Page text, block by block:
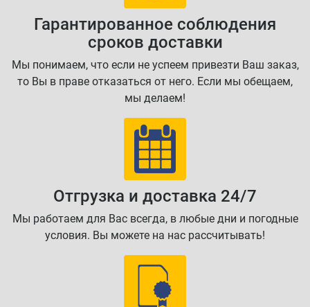
Гарантированное соблюдения
сроков доставки
Мы понимаем, что если не успеем привезти Ваш заказ,
то Вы в праве отказаться от него. Если мы обещаем,
мы делаем!
Отгрузка и доставка 24/7
Мы работаем для Вас всегда, в любые дни и погодные
условия. Вы можете на нас рассчитывать!